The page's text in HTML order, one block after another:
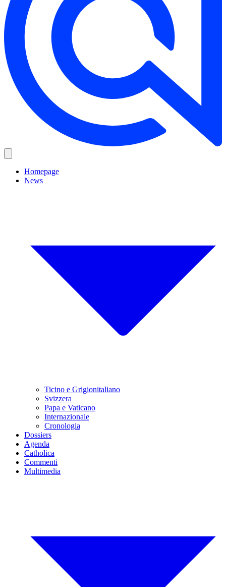
Homepage
News
Ticino e Grigionitaliano
Svizzera
Papa e Vaticano
Internazionale
Cronologia
Dossiers
Agenda
Catholica
Commenti
Multimedia